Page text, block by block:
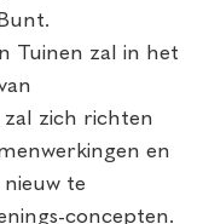
Tuinen zal in het
zich richten
en
te
concepten.